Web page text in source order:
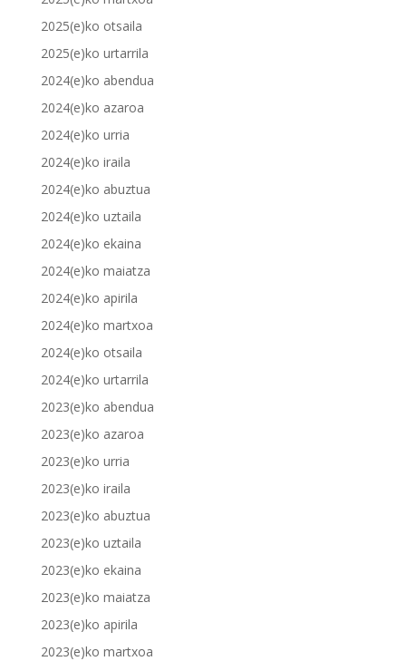
2025(e)ko otsaila
2025(e)ko urtarrila
2024(e)ko abendua
2024(e)ko azaroa
2024(e)ko urria
2024(e)ko iraila
2024(e)ko abuztua
2024(e)ko uztaila
2024(e)ko ekaina
2024(e)ko maiatza
2024(e)ko apirila
2024(e)ko martxoa
2024(e)ko otsaila
2024(e)ko urtarrila
2023(e)ko abendua
2023(e)ko azaroa
2023(e)ko urria
2023(e)ko iraila
2023(e)ko abuztua
2023(e)ko uztaila
2023(e)ko ekaina
2023(e)ko maiatza
2023(e)ko apirila
2023(e)ko martxoa